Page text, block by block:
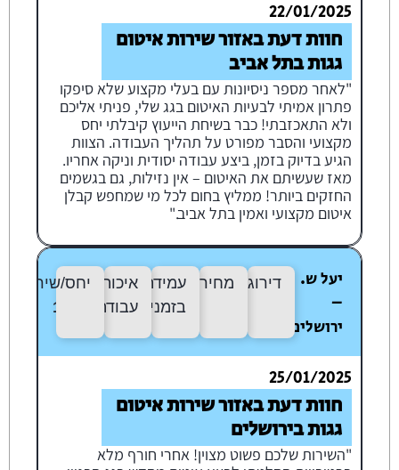
22/01/2025
חוות דעת באזור שירות איטום
גגות בתל אביב
"לאחר מספר ניסיונות עם בעלי מקצוע שלא סיפקו
פתרון אמיתי לבעיות האיטום בגג שלי, פניתי אליכם
ולא התאכזבתי! כבר בשיחת הייעוץ קיבלתי יחס
מקצועי והסבר מפורט על תהליך העבודה. הצוות
הגיע בדיוק בזמן, ביצע עבודה יסודית וניקה אחריו.
מאז שעשיתם את האיטום – אין נזילות, גם בגשמים
החזקים ביותר! ממליץ בחום לכל מי שמחפש קבלן
איטום מקצועי ואמין בתל אביב."
יעל ש.
–
ירושלים
דירוג: 10/10
מחיר: 10/10
עמידה
בזמנים:10/10
איכות
עבודה:
10/10
יחס/שירות:
25/01/2025
חוות דעת באזור שירות איטום
גגות בירושלים
"השירות שלכם פשוט מצוין! אחרי חורף מלא